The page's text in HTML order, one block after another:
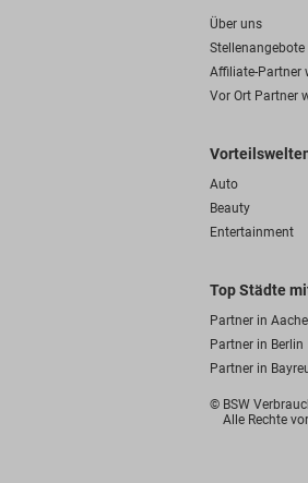
Über uns
Stellenangebote
Affiliate-Partner
Vor Ort Partner
Auto
Beauty
Entertainment
Top Städte
Partner in
Partner in Berlin
Partner in
© BSW
Alle Rechte